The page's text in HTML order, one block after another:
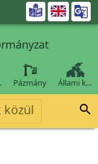

Pázmány Állami k…
közül 